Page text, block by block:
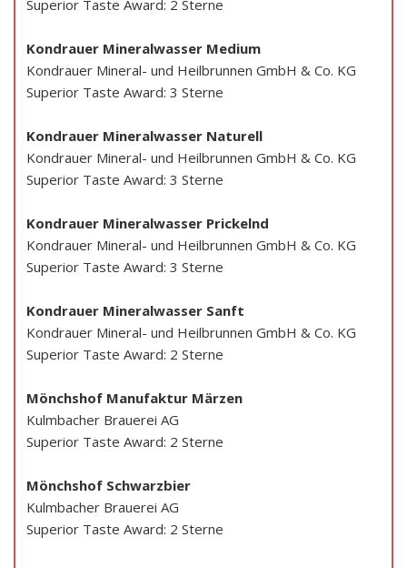
Superior Taste Award: 2 Sterne
Kondrauer Mineralwasser Medium
Kondrauer Mineral- und Heilbrunnen GmbH & Co. KG
Superior Taste Award: 3 Sterne
Kondrauer Mineralwasser Naturell
Kondrauer Mineral- und Heilbrunnen GmbH & Co. KG
Superior Taste Award: 3 Sterne
Kondrauer Mineralwasser Prickelnd
Kondrauer Mineral- und Heilbrunnen GmbH & Co. KG
Superior Taste Award: 3 Sterne
Kondrauer Mineralwasser Sanft
Kondrauer Mineral- und Heilbrunnen GmbH & Co. KG
Superior Taste Award: 2 Sterne
Mönchshof Manufaktur Märzen
Kulmbacher Brauerei AG
Superior Taste Award: 2 Sterne
Mönchshof Schwarzbier
Kulmbacher Brauerei AG
Superior Taste Award: 2 Sterne